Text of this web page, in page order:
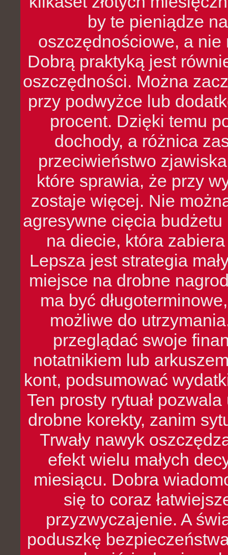
by te pieniądze
oszczędnościowe, a nie
Dobrą praktyką jest
oszczędności. Można
przy podwyżce lub
procent. Dzięki temu
dochody, a różnica
przeciwieństwo
które sprawia, że przy
zostaje więcej. Nie
agresywne cięcia
na diecie, która
Lepsza jest strategia
miejsce na drobne
ma być
możliwe do
przeglądać swoje
notatnikiem lub
kont, podsumować
Ten prosty rytuał
drobne korekty, zanim
Trwały nawyk
efekt wielu małych
miesiącu. Dobra
się to coraz
przyzwyczajenie. A
poduszkę